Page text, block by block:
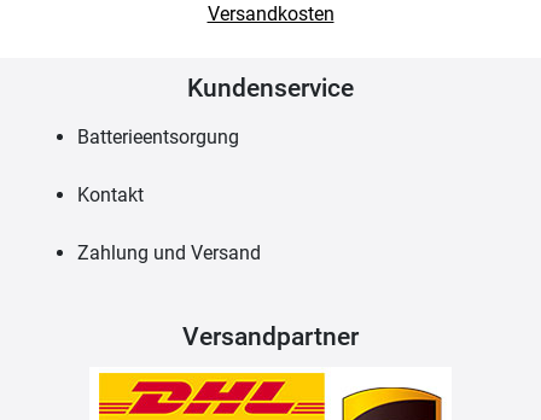
Versandkosten
Kundenservice
Batterieentsorgung
Kontakt
Zahlung und Versand
Versandpartner